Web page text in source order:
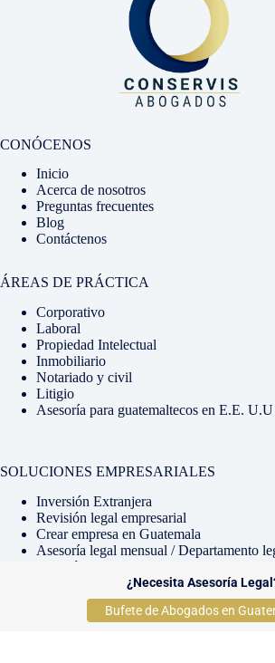
CONÓCENOS
Inicio
Acerca de nosotros
Preguntas frecuentes
Blog
Contáctenos
ÁREAS DE PRÁCTICA
Corporativo
Laboral
Propiedad Intelectual
Inmobiliario
Notariado y civil
Litigio
Asesoría para guatemaltecos en E.E. U.U
SOLUCIONES EMPRESARIALES
Inversión Extranjera
Revisión legal empresarial
Crear empresa en Guatemala
Asesoría legal mensual / Departamento
Diagnóstico legal para empresas
Copyright © 2026 - Conservis Abogados |
RoseValleySolutions.com
¿Necesita Asesoría
Bufete de Abogados en